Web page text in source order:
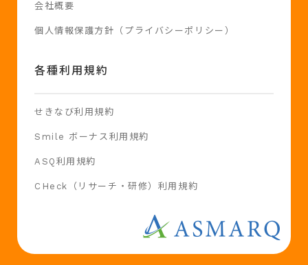
会社概要
個人情報保護方針（プライバシーポリシー）
各種利用規約
せきなび利用規約
Smile ボーナス利用規約
ASQ利用規約
CHeck（リサーチ・研修）利用規約